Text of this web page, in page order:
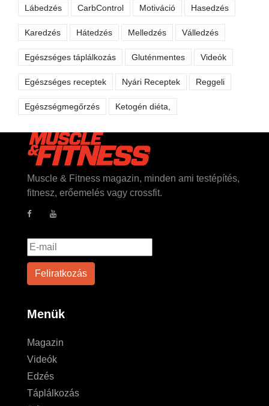
Lábedzés CarbControl Motiváció Hasedzés
Karedzés Hátedzés Melledzés Válledzés
Egészséges táplálkozás Gluténmentes Videók
Egészséges receptek Nyári Receptek Reggeli
Egészségmegőrzés Ketogén diéta,
Muscle & Fitness magazin, minden ami testépítés,
fitnesz, erőemelés vagy crossfit.
Menük
Magazin
Videók
Edzés
Táplálkozás